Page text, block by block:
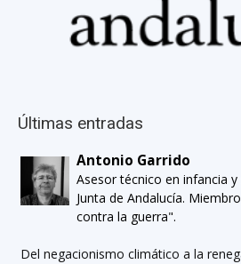
Últimas entradas
Antonio Garrido
Asesor técnico en infancia y
Junta de Andalucía.
contra la guerra".
Del negacionismo climático a la